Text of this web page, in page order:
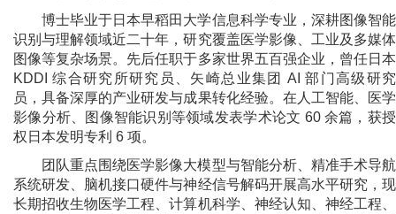
博士毕业于日本早稻田大学信息科学专业，深耕图像智能
识别与理解领域近二十年，研究覆盖医学影像、工业及多媒体
图像等复杂场景。先后任职于多家世界五百强企业，曾任日本
KDDI 综合研究所研究员、矢崎总业集团 AI 部门高级研究
员，具备深厚的产业研发与成果转化经验。在人工智能、医学
影像分析、图像智能识别等领域发表学术论文 60 余篇，获授
权日本发明专利 6 项。
团队重点围绕医学影像大模型与智能分析、精准手术导航
系统研发、脑机接口硬件与神经信号解码开展高水平研究，现
长期招收生物医学工程、计算机科学、神经认知、神经工程、